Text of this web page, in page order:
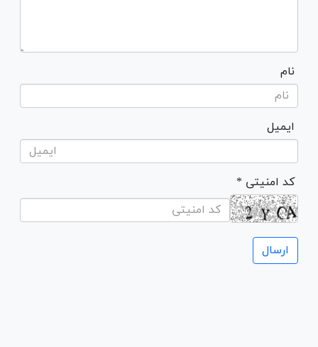
نام
ایمیل
* کد امنیتی